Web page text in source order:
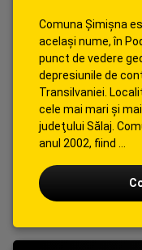
Comuna Şimişna
acelaşi nume, în
punct de vedere
depresiunile de
Transilvaniei.
cele mai mari şi
judeţului Sălaj.
anul 2002, fiind …